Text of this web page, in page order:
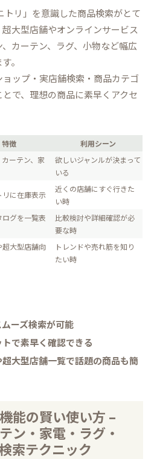
トリ」を意識した商品検索がとて
大型店舗やオンラインサービス
カーテン、ラグ、小物など幅広
。
ップ・実店舗検索・商品カテゴ
で、理想の商品に素早くアクセ
特徴 利用シーン
ーテン、家
欲しいジャンルが決まって
いる
リに在庫表示
近くの店舗にすぐ行きた
い時
グを一覧表
比較検討や詳細確認が必
要な時
超大型店舗向
トレンドや売れ筋を知り
たい時
ーズ検索が可能
で素早く確認できる
大型店舗一覧で話題の商品も簡
能の賢い使い方 –
ン・家電・ラグ・
索テクニック